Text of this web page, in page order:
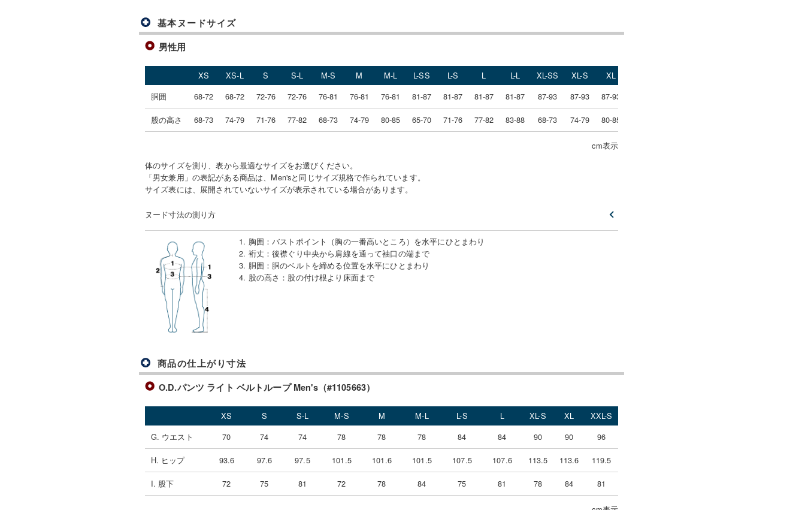
基本ヌードサイズ
男性用
XS XS-L S S-L M-S M M-L L-SS L-S L L-L XL-SS XL-S XL
胴囲
68-72 68-72 72-76 72-76 76-81 76-81 76-81 81-87 81-87 81-87 81-87 87-93 87-93 87-93
股の高さ 68-73 74-79 71-76 77-82 68-73 74-79 80-85 65-70 71-76 77-82 83-88 68-73 74-79 80-85
cm表示
体のサイズを測り、表から最適なサイズをお選びください。
「男女兼用」の表記がある商品は、Men'sと同じサイズ規格で作られています。
サイズ表には、展開されていないサイズが表示されている場合があります。
ヌード寸法の測り方
1. 胸囲 ：バストポイント（胸の一番高いところ）を水平にひとまわり
2. 裄丈 ：後襟ぐり中央から肩線を通って袖口の端まで
3. 胴囲 ： 胴のベルトを締める位置を水平にひとまわり
4. 股の高さ ： 股の付け根より床面まで
商品の仕上がり寸法
O.D.パンツ ライト ベルトループ Men's（#1105663）
XS S S-L M-S M M-L L-S L XL-S XL
XXL-S
G. ウエスト
70 74 74 78 78 78 84 84 90 90 96
H. ヒップ 93.6 97.6 97.5 101.5 101.6 101.5 107.5 107.6 113.5 113.6 119.5
I. 股下 72 75 81 72 78 84 75 81 78 84 81